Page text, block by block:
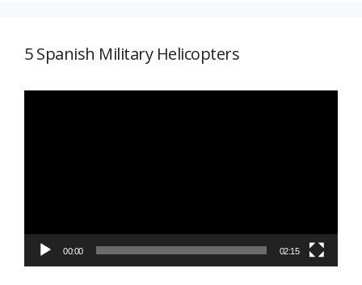
5 Spanish Military Helicopters
00:00 02:15